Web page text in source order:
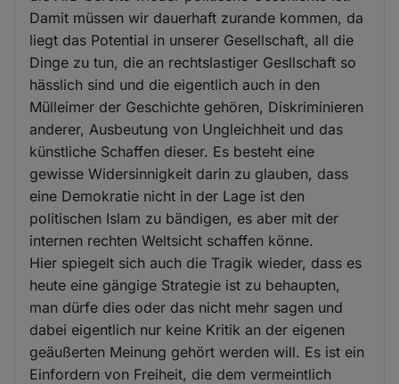
Damit müssen wir dauerhaft zurande kommen, da
liegt das Potential in unserer Gesellschaft, all die
Dinge zu tun, die an rechtslastiger Gesllschaft so
hässlich sind und die eigentlich auch in den
Mülleimer der Geschichte gehören, Diskriminieren
anderer, Ausbeutung von Ungleichheit und das
künstliche Schaffen dieser. Es besteht eine
gewisse Widersinnigkeit darin zu glauben, dass
eine Demokratie nicht in der Lage ist den
politischen Islam zu bändigen, es aber mit der
internen rechten Weltsicht schaffen könne.
Hier spiegelt sich auch die Tragik wieder, dass es
heute eine gängige Strategie ist zu behaupten,
man dürfe dies oder das nicht mehr sagen und
dabei eigentlich nur keine Kritik an der eigenen
geäußerten Meinung gehört werden will. Es ist ein
Einfordern von Freiheit, die dem vermeintlich